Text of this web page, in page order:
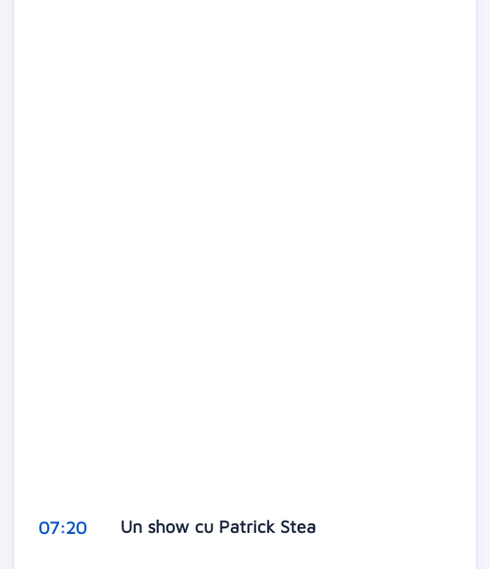
07:20 Un show cu Patrick Stea